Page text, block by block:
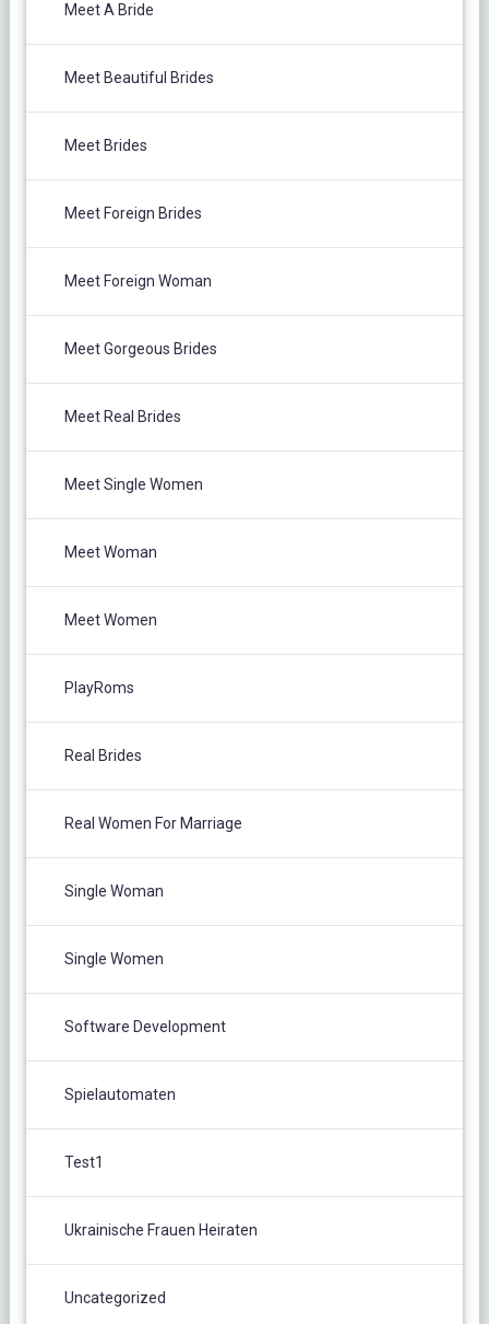
Meet A Bride
Meet Beautiful Brides
Meet Brides
Meet Foreign Brides
Meet Foreign Woman
Meet Gorgeous Brides
Meet Real Brides
Meet Single Women
Meet Woman
Meet Women
PlayRoms
Real Brides
Real Women For Marriage
Single Woman
Single Women
Software Development
Spielautomaten
Test1
Ukrainische Frauen Heiraten
Uncategorized